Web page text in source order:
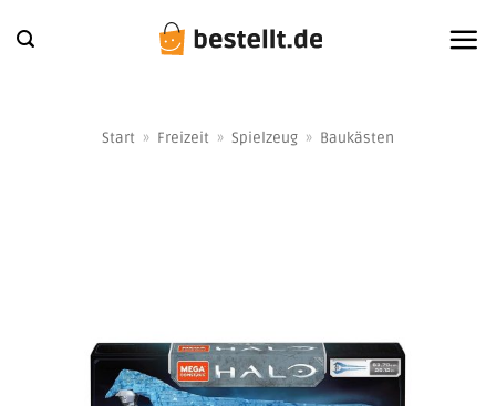
Inhalt
Start » Freizeit » Spielzeug » Baukästen